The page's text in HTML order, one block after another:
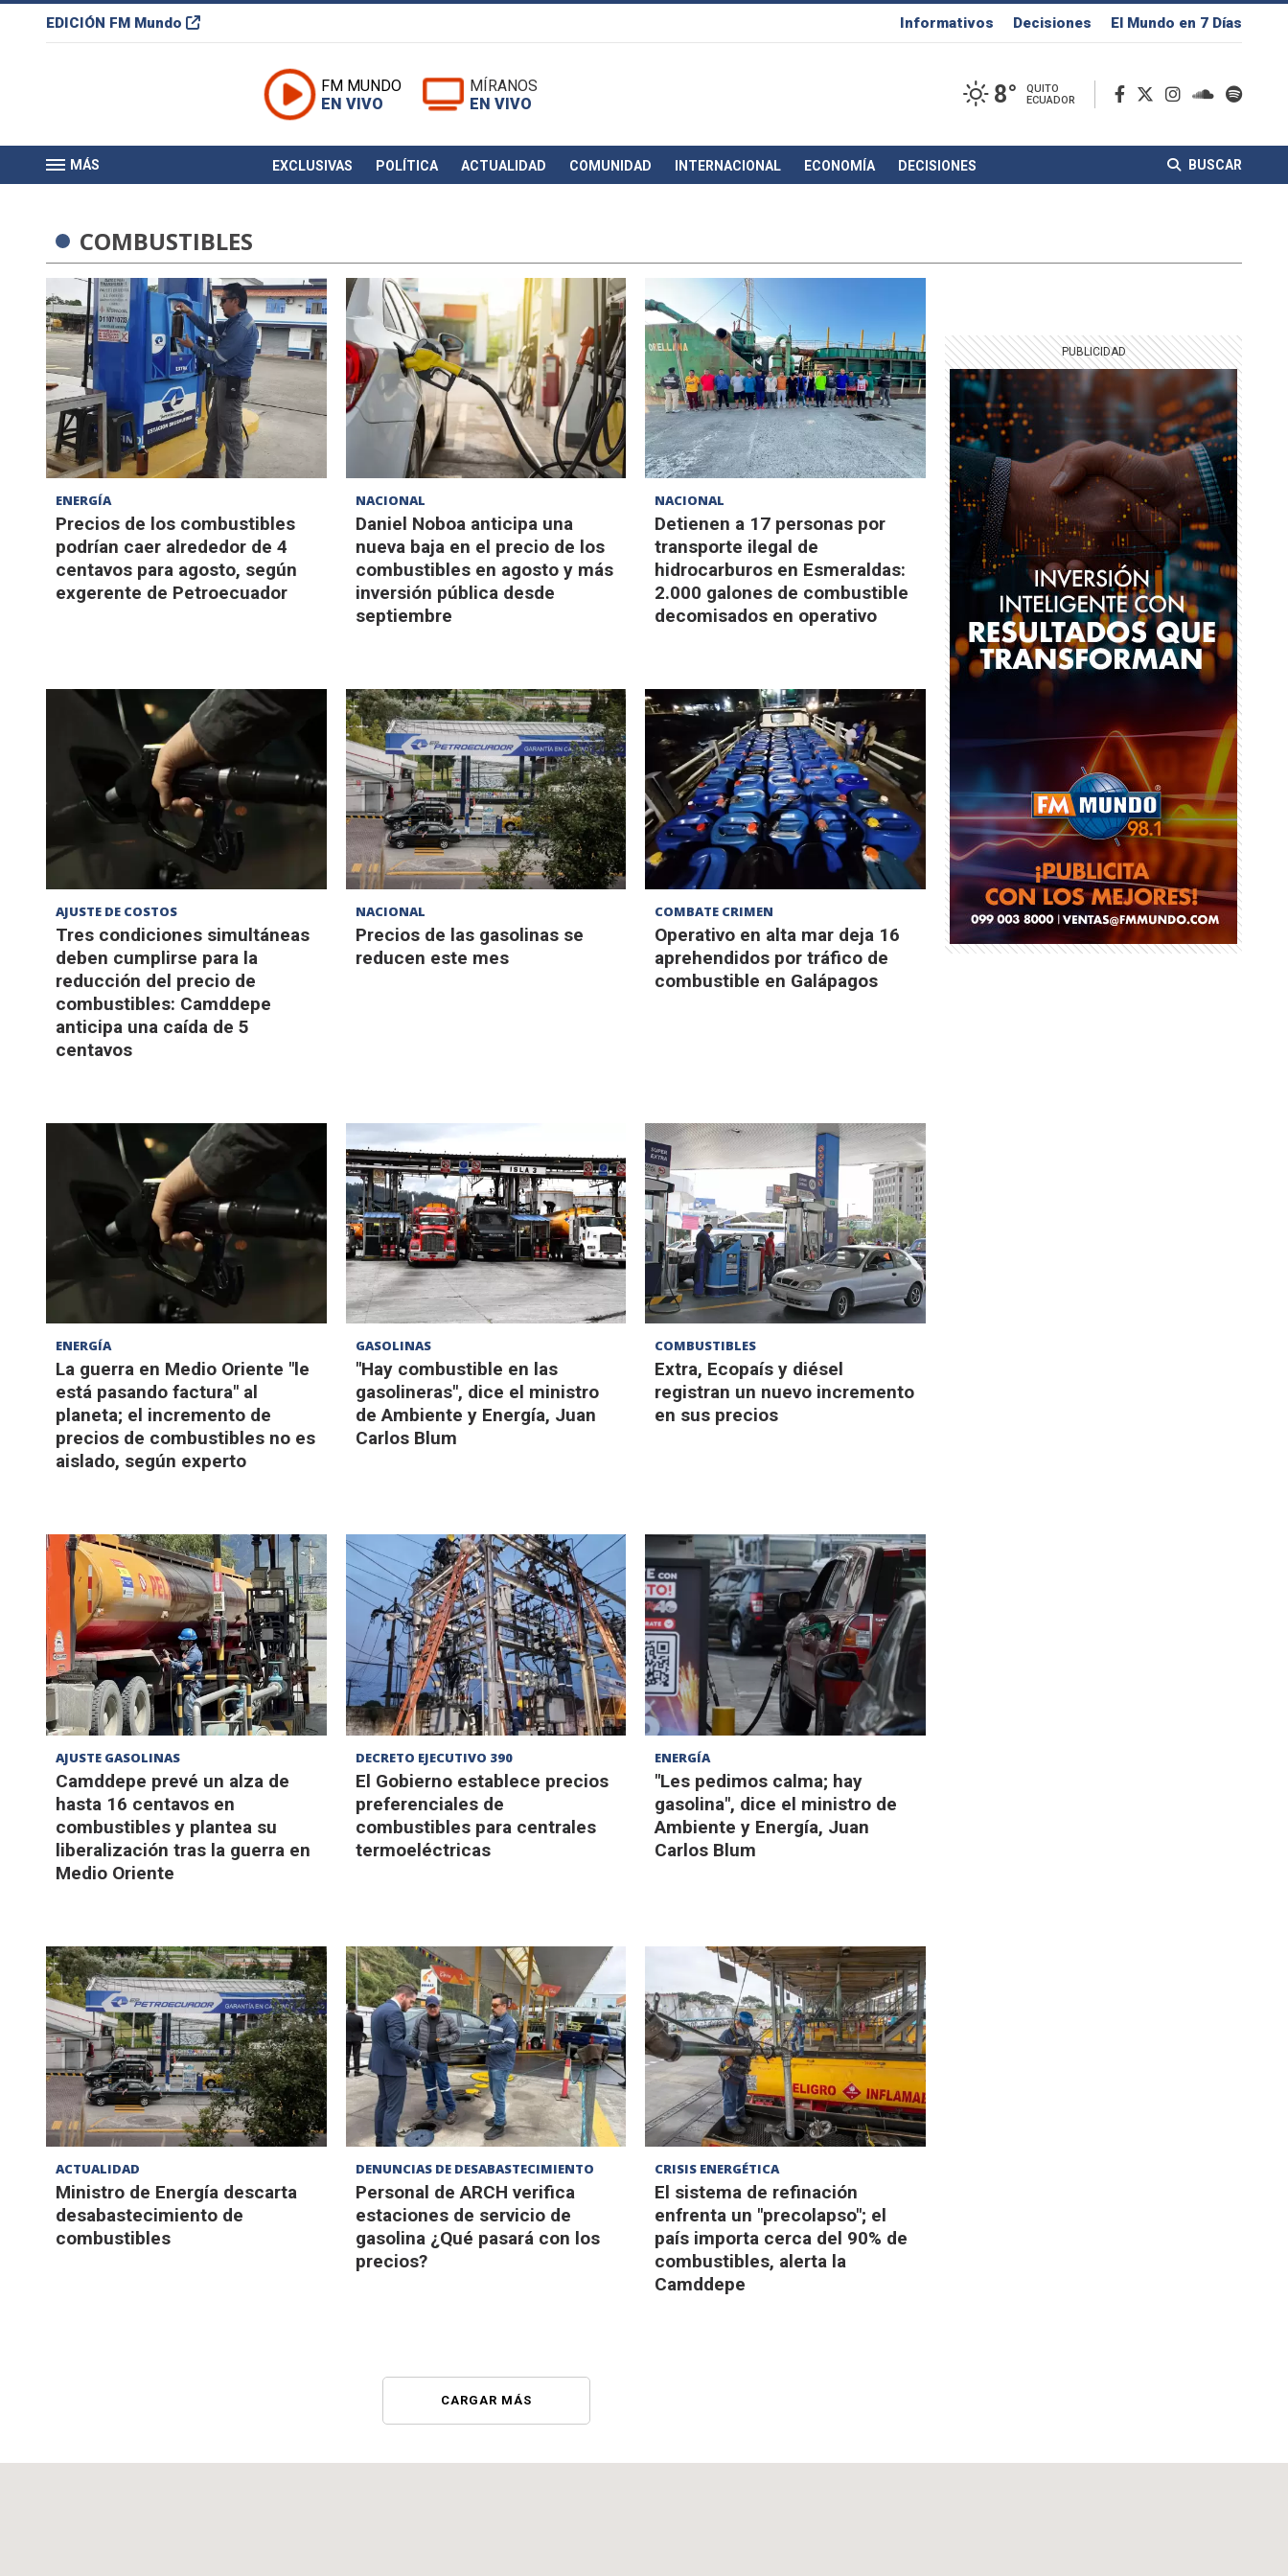
EDICIÓN FM Mundo Informativos Decisiones El Mundo en 7 Días
FM MUNDO
EN VIVO
MÍRANOS
EN VIVO
8°
QUITO
ECUADOR
MÁS EXCLUSIVAS POLÍTICA ACTUALIDAD COMUNIDAD INTERNACIONAL ECONOMÍA DECISIONES BUSCAR
COMBUSTIBLES
ENERGÍA
Precios de los combustibles
podrían caer alrededor de 4
centavos para agosto, según
exgerente de Petroecuador
NACIONAL
Daniel Noboa anticipa una
nueva baja en el precio de los
combustibles en agosto y más
inversión pública desde
septiembre
NACIONAL
Detienen a 17 personas por
transporte ilegal de
hidrocarburos en Esmeraldas:
2.000 galones de combustible
decomisados en operativo
AJUSTE DE COSTOS
Tres condiciones simultáneas
deben cumplirse para la
reducción del precio de
combustibles: Camddepe
anticipa una caída de 5
centavos
NACIONAL
Precios de las gasolinas se
reducen este mes
COMBATE CRIMEN
Operativo en alta mar deja 16
aprehendidos por tráfico de
combustible en Galápagos
ENERGÍA
La guerra en Medio Oriente "le
está pasando factura" al
planeta; el incremento de
precios de combustibles no es
aislado, según experto
GASOLINAS
"Hay combustible en las
gasolineras", dice el ministro
de Ambiente y Energía, Juan
Carlos Blum
COMBUSTIBLES
Extra, Ecopaís y diésel
registran un nuevo incremento
en sus precios
AJUSTE GASOLINAS
Camddepe prevé un alza de
hasta 16 centavos en
combustibles y plantea su
liberalización tras la guerra en
Medio Oriente
DECRETO EJECUTIVO 390
El Gobierno establece precios
preferenciales de
combustibles para centrales
termoeléctricas
ENERGÍA
"Les pedimos calma; hay
gasolina", dice el ministro de
Ambiente y Energía, Juan
Carlos Blum
ACTUALIDAD
Ministro de Energía descarta
desabastecimiento de
combustibles
DENUNCIAS DE DESABASTECIMIENTO
Personal de ARCH verifica
estaciones de servicio de
gasolina ¿Qué pasará con los
precios?
CRISIS ENERGÉTICA
El sistema de refinación
enfrenta un "precolapso"; el
país importa cerca del 90% de
combustibles, alerta la
Camddepe
CARGAR MÁS